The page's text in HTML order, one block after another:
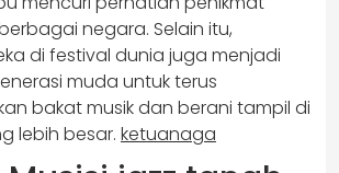
negara. Selain itu,
di festival dunia juga menjadi
muda untuk terus
bakat musik dan berani tampil di
lebih besar. ketuanaga